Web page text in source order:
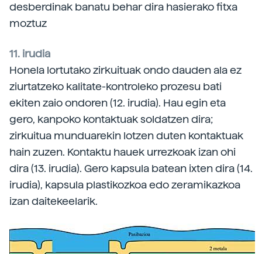
desberdinak banatu behar dira hasierako fitxa
moztuz
11. irudia
Honela lortutako zirkuituak ondo dauden ala ez
ziurtatzeko kalitate-kontroleko prozesu bati
ekiten zaio ondoren (12. irudia). Hau egin eta
gero, kanpoko kontaktuak soldatzen dira;
zirkuitua munduarekin lotzen duten kontaktuak
hain zuzen. Kontaktu hauek urrezkoak izan ohi
dira (13. irudia). Gero kapsula batean ixten dira (14.
irudia), kapsula plastikozkoa edo zeramikazkoa
izan daitekeelarik.